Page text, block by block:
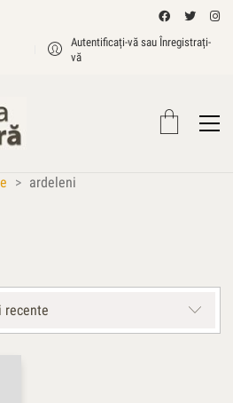
Autentificați-vă sau Înregistrați-
vă
> ardeleni
recente